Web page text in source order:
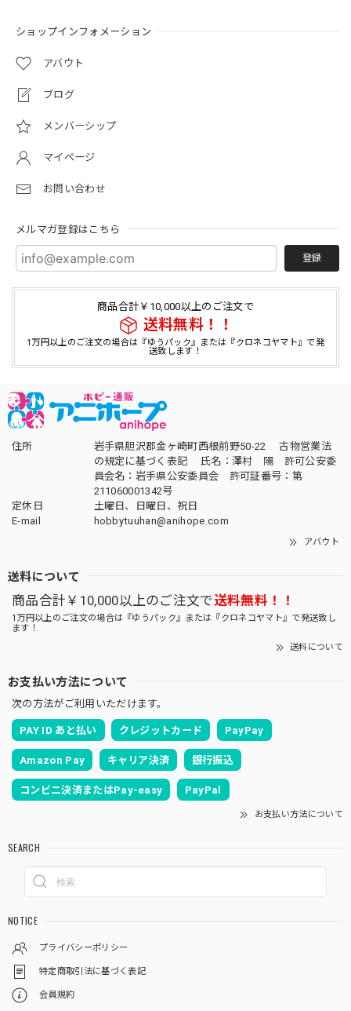
ショップインフォメーション
アバウト
ブログ
メンバーシップ
マイページ
お問い合わせ
メルマガ登録はこちら
登録
商品合計￥10,000以上のご注文で
送料無料！！
1万円以上のご注文の場合は『ゆうパック』または『クロネコヤマト』で発
送致します！
住所
岩手県胆沢郡金ヶ崎町西根前野50-22 古物営業法
の規定に基づく表記 氏名：澤村 陽 許可公安委
員会名：岩手県公安委員会 許可証番号：第
211060001342号
定休日
土曜日、日曜日、祝日
E-mail
hobbytuuhan@anihope.com
アバウト
送料について
商品合計￥10,000以上のご注文で送料無料！！
1万円以上のご注文の場合は『ゆうパック』または『クロネコヤマト』で発送致し
ます！
送料について
お支払い方法について
次の方法がご利用いただけます。
PAY ID あと払い クレジットカード PayPay
Amazon Pay キャリア決済 銀行振込
コンビニ決済またはPay-easy PayPal
お支払い方法について
SEARCH
NOTICE
プライバシーポリシー
特定商取引法に基づく表記
会員規約